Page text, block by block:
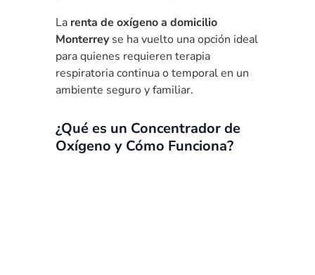
La renta de oxígeno a domicilio
Monterreyse ha vuelto una opción ideal
para quienes requieren terapia
respiratoria continua o temporal en un
ambiente seguro y familiar.
¿Qué es un Concentrador de
Oxígeno y Cómo Funciona?